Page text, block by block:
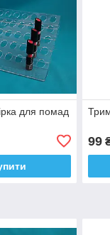
для помад
99